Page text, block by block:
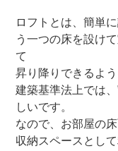
ロフトとは、簡単
う一つの床を設け
て
昇り降りできるよう
建築基準法上では
しいです。
なので、お部屋の
収納スペースとし